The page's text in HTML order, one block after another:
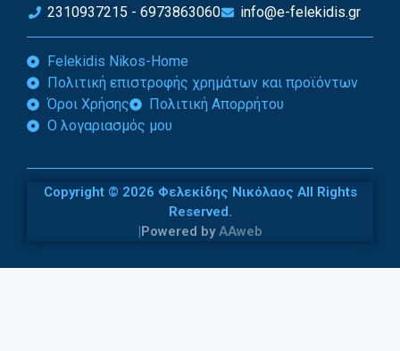
2310937215 - 6973863060
info@e-felekidis.gr
Felekidis Nikos-Home
Πολιτική επιστροφής χρημάτων και προϊόντων
Όροι Χρήσης
Πολιτική Απορρήτου
Ο λογαριασμός μου
Copyright © 2026 Φελεκίδης Νικόλαος All Rights
Reserved.
|Powered byAAweb